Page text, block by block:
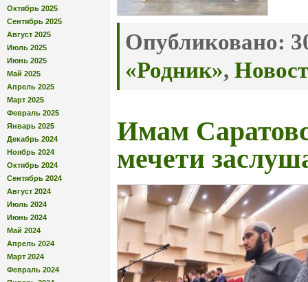
Октябрь 2025
Сентябрь 2025
Август 2025
Июль 2025
Июнь 2025
Май 2025
Апрель 2025
Март 2025
Февраль 2025
Январь 2025
Декабрь 2024
Ноябрь 2024
Октябрь 2024
Сентябрь 2024
Август 2024
Июль 2024
Июнь 2024
Май 2024
Апрель 2024
Март 2024
Февраль 2024
Опубликовано:
«Родник»,
Имам
мечети